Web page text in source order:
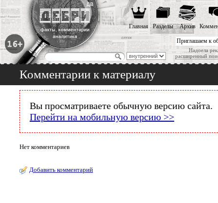
Приглашаем к
Надоела
расширенный
Главная Разделы Архив
Комментарии к материалу
Вы просматриваете обычную версию сайта.
Перейти на мобильную версию >>
Нет комментариев
Добавить комментарий